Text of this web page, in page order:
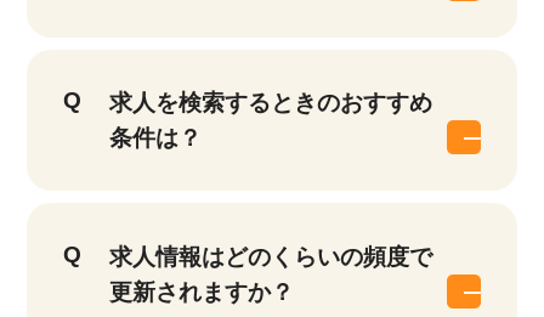
求人を検索するときのおすすめ
条件は？
求人情報はどのくらいの頻度で
更新されますか？